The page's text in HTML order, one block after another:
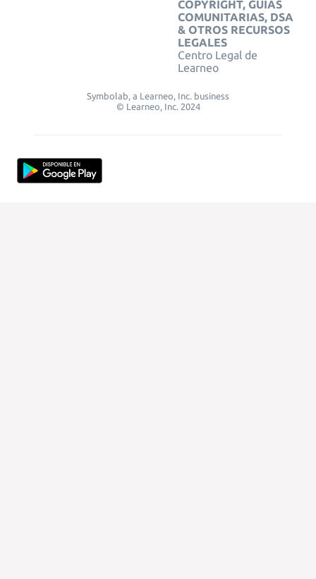
COPYRIGHT, GUÍAS
COMUNITARIAS, DSA
& OTROS RECURSOS
LEGALES
Centro Legal de
Learneo
Symbolab, a Learneo, Inc. business
© Learneo, Inc. 2024